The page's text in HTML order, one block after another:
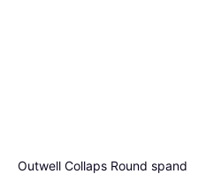
Outwell Collaps Round spand